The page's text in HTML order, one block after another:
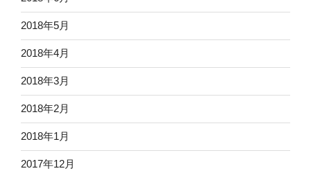
2018年5月
2018年4月
2018年3月
2018年2月
2018年1月
2017年12月